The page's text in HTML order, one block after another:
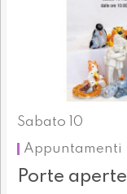
Sabato 10
Appuntamenti
Porte aperte